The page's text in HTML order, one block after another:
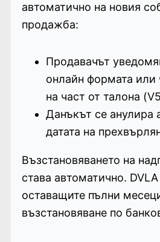
автоматично на новия
продажба:
Продавачът
онлайн формата или
на част от талона
Данъкът се анулира
датата на
Възстановяването на
става автоматично.
оставащите пълни
възстановяване по